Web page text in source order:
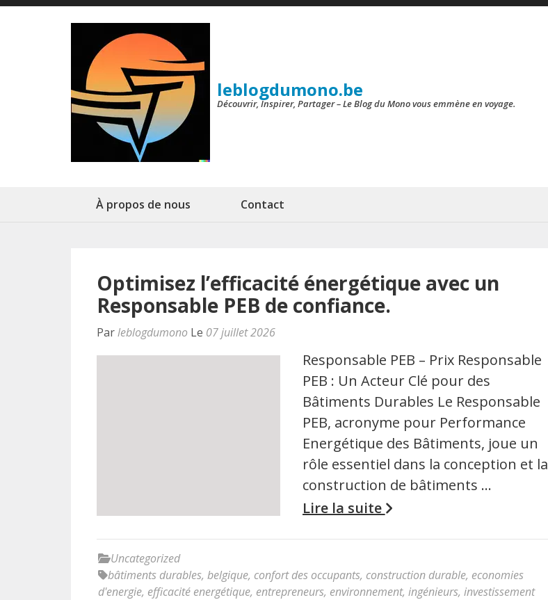
Aller
leblogdumono.be
Découvrir, Inspirer, Partager – Le Blog du Mono vous emmène en voyage.
À propos de nous Contact
Optimisez l’efficacité énergétique avec un
Responsable PEB de confiance.
Parleblogdumono Le 07 juillet 2026
Responsable PEB – Prix Responsable
PEB : Un Acteur Clé pour des
Bâtiments Durables Le Responsable
PEB, acronyme pour Performance
Energétique des Bâtiments, joue un
rôle essentiel dans la conception et la
construction de bâtiments …
Lire la suite
Uncategorized
bâtiments durables, belgique, confort des occupants, construction durable, economies
d'energie, efficacité energétique, entrepreneurs, environnement, ingénieurs, investissement